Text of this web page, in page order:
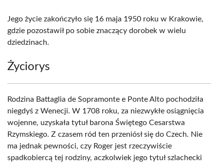
Jego życie zakończyło się 16 maja 1950 roku w Krakowie,
gdzie pozostawił po sobie znaczący dorobek w wielu
dziedzinach.
Życiorys
Rodzina Battaglia de Sopramonte e Ponte Alto pochodziła
niegdyś z Wenecji. W 1708 roku, za niezwykłe osiągnięcia
wojenne, uzyskała tytuł barona Świętego Cesarstwa
Rzymskiego. Z czasem ród ten przeniósł się do Czech. Nie
ma jednak pewności, czy Roger jest rzeczywiście
spadkobiercą tej rodziny, aczkolwiek jego tytuł szlachecki